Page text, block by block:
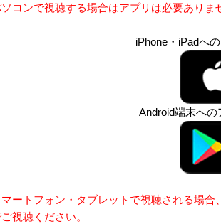
コンで視聴する場合はアプリは必要ありま
iPhone・iPadへ
Android端末へ
ートフォン・タブレットで視聴される場合
視聴ください。